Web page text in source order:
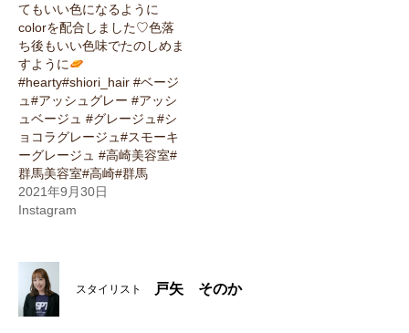
てもいい色になるように
colorを配合しました♡色落
ち後もいい色味でたのしめま
すように
#hearty#shiori_hair #ベージ
ュ#アッシュグレー #アッシ
ュベージュ #グレージュ#シ
ョコラグレージュ#スモーキ
ーグレージュ #高崎美容室#
群馬美容室#高崎#群馬
2021年9月30日
Instagram
スタイリスト 戸矢 そのか